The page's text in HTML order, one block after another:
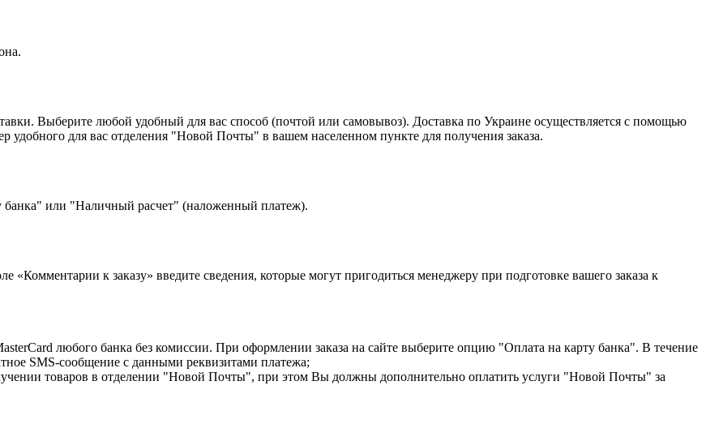
Выберите любой удобный для вас способ (почтой или самовывоз). Доставка по Украине осуществляется с помощью
для вас отделения "Новой Почты" в вашем населенном пункте для получения заказа.
банка" или "Наличный расчет" (наложенный платеж).
к заказу» введите сведения, которые могут пригодиться менеджеру при подготовке вашего заказа к
любого банка без комиссии. При оформлении заказа на сайте выберите опцию "Оплата на карту банка". В течение
SMS-сообщение с данными реквизитами платежа;
товаров в отделении "Новой Почты", при этом Вы должны дополнительно оплатить услуги "Новой Почты" за